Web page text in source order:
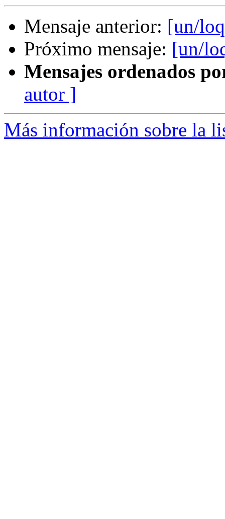
Mensaje anterior: [un/
Próximo mensaje: [un/
Mensajes ordenados
autor ]
Más información sobre la